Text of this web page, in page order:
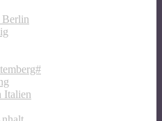
Berlin
Italien